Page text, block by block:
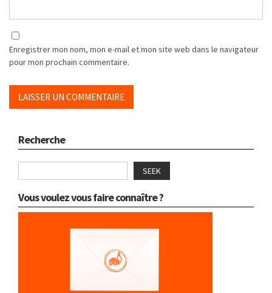
Enregistrer mon nom, mon e-mail et mon site web dans le navigateur
pour mon prochain commentaire.
Recherche
SEEK
Vous voulez vous faire connaître ?